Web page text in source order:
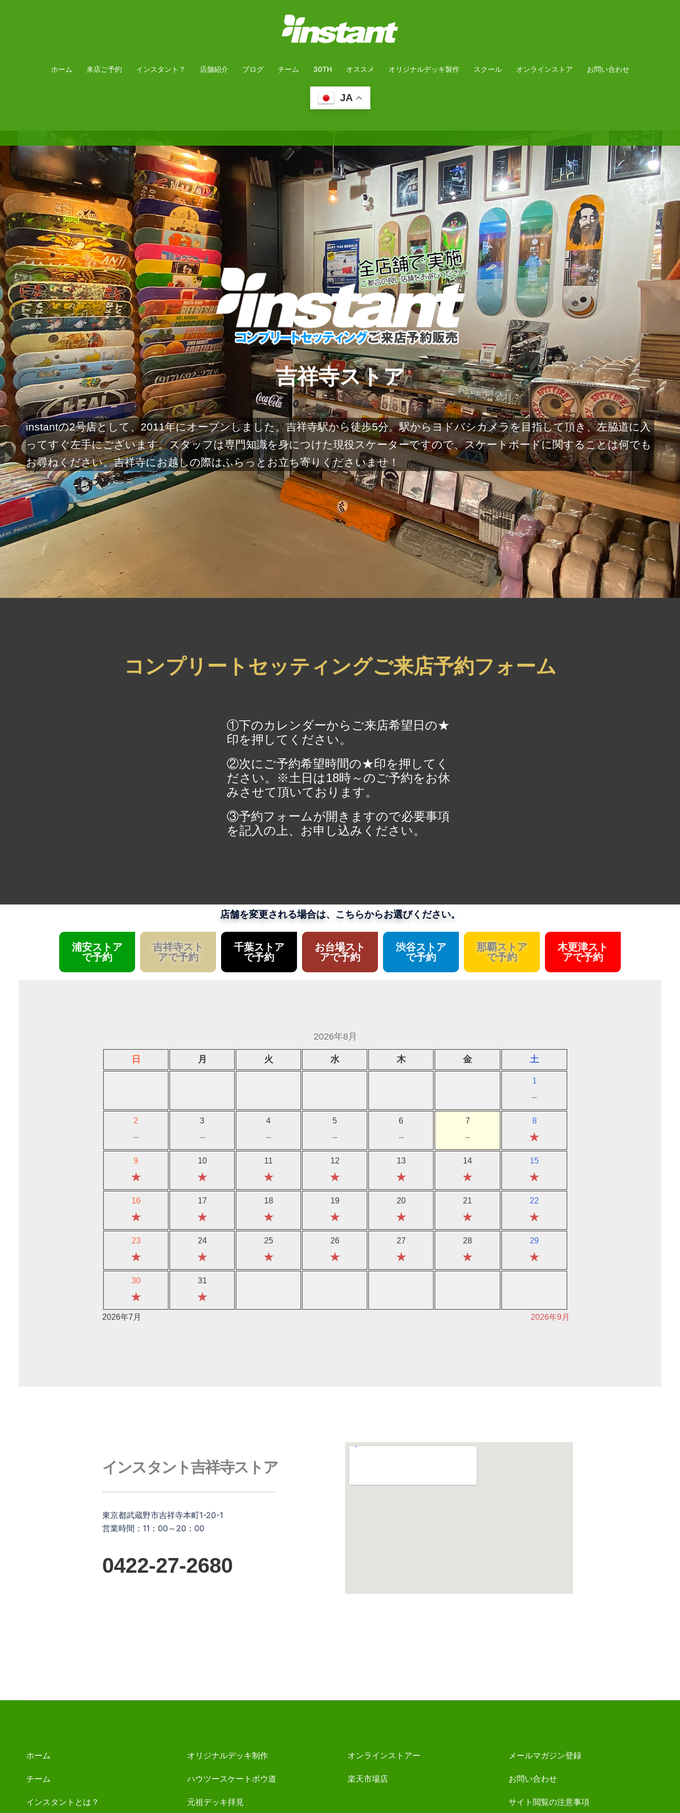
ホーム 来店ご予約 インスタント？ 店舗紹介 ブログ チーム 30TH オススメ オリジナルデッキ製作 スクール オンラインストア お問い合わせ
JA
吉祥寺ストア
instantの2号店として、2011年にオープンしました。吉祥寺駅から徒歩5分。駅からヨドバシカメラを目指して頂き、左脇道に入
ってすぐ左手にございます。スタッフは専門知識を身につけた現役スケーターですので、スケートボードに関することは何でも
お尋ねください。吉祥寺にお越しの際はふらっとお立ち寄りくださいませ！
コンプリートセッティングご来店予約フォーム
①下のカレンダーからご来店希望日の★
印を押してください。
②次にご予約希望時間の★印を押してく
ださい。※土日は18時～のご予約をお休
みさせて頂いております。
③予約フォームが開きますので必要事項
を記入の上、お申し込みください。
店舗を変更される場合は、こちらからお選びください。
浦安ストア
で予約
吉祥寺スト
アで予約
千葉ストア
で予約
お台場スト
アで予約
渋谷ストア
で予約
那覇ストア
で予約
木更津スト
アで予約
2026年8月
日 月 火 水 木 金 土
1
－
2
－
3
－
4
－
5
－
6
－
7
－
8
★
9
★
10
★
11
★
12
★
13
★
14
★
15
★
16
★
17
★
18
★
19
★
20
★
21
★
22
★
23
★
24
★
25
★
26
★
27
★
28
★
29
★
30
★
31
★
2026年7月 2026年9月
インスタント吉祥寺ストア
東京都武蔵野市吉祥寺本町1-20-1
営業時間：11：00～20：00
0422-27-2680
ホーム
チーム
インスタントとは？
オリジナルデッキ制作
ハウツースケートボウ道
元祖デッキ拝見
オンラインストアー
楽天市場店
メールマガジン登録
お問い合わせ
サイト閲覧の注意事項